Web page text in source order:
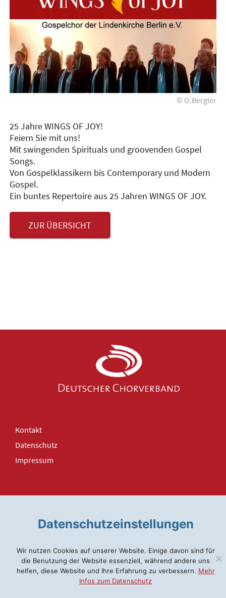
© O.Bergler
25 Jahre WINGS OF JOY!
Feiern Sie mit uns!
Mit swingenden Spirituals und groovenden Gospel
Songs.
Von Gospelklassikern bis Contemporary und Modern
Gospel.
Ein buntes Repertoire aus 25 Jahren WINGS OF JOY.
ZUR ÜBERSICHT
Datenschutzeinstellungen
Wir nutzen Cookies auf unserer Website. Einige davon sind für
die Benutzung der Website essenziell, während andere uns
helfen, diese Website und Ihre Erfahrung zu verbessern. Mehr
Infos zum Datenschutz
Kontakt
Datenschutz
Impressum
© 2026 DEUTSCHER CHORVERBAND